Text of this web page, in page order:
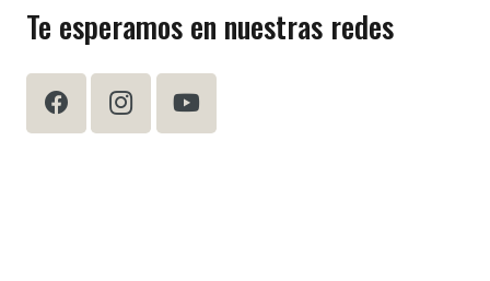
Te esperamos en nuestras redes